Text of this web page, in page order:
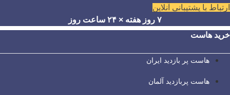
ارتباط با پشتیبانی آنلاین
۷ روز هفته × ۲۴ ساعت روز
خرید هاست
هاست پر بازدید ایران
هاست پربازدید آلمان